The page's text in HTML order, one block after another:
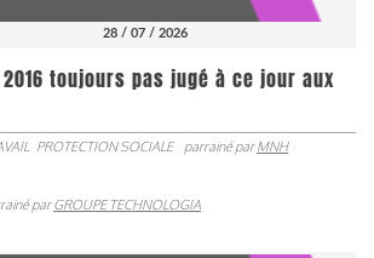
28 / 07 / 2026
toujours pas jugé à ce jour aux
PROTECTION SOCIALE parrainé parMNH
parGROUPE TECHNOLOGIA